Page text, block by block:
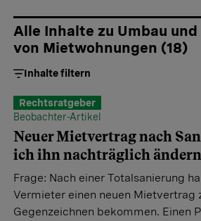
eigenen Wünsche einbringen.
Alle Inhalte zu Umbau
von Mietwohnungen (18)
Inhalte filtern
Rechtsratgeber
Beobachter-Artikel
Neuer Mietvertrag nach
ich ihn nachträglich
Frage: Nach einer Totalsanierung
Vermieter einen neuen Mietvertrag
Gegenzeichnen bekommen. Einen